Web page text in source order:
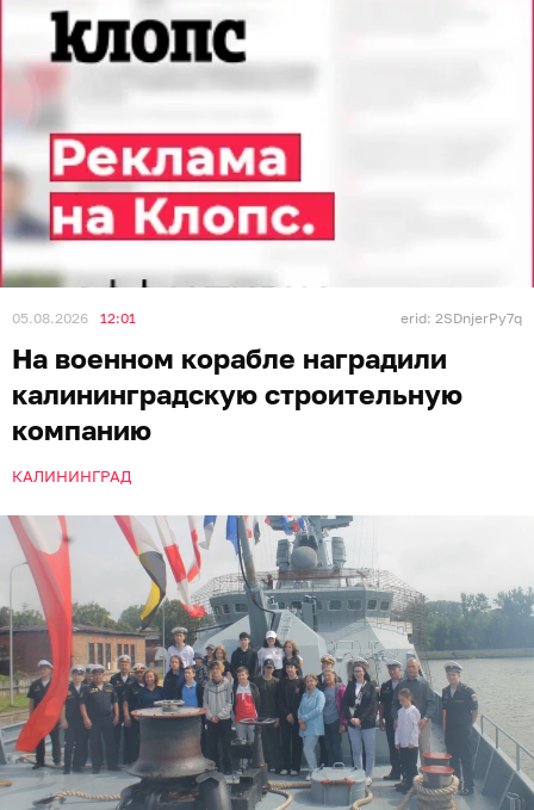
05.08.2026 12:01 erid: 2SDnjerPy7q
На военном корабле наградили
калининградскую строительную
компанию
КАЛИНИНГРАД